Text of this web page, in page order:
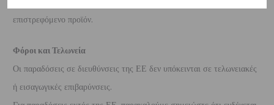
επιστρεφόμενο προϊόν.
Φόροι και Τελωνεία
Οι παραδόσεις σε διευθύνσεις της ΕΕ δεν υπόκεινται σε τελωνειακές
ή εισαγωγικές επιβαρύνσεις.